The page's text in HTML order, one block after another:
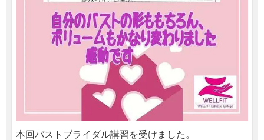
本回バストブライダル講習を受けました。